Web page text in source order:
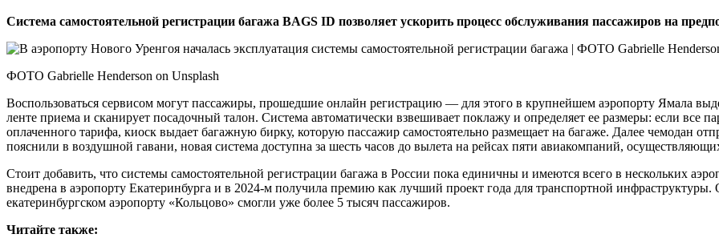
Система самостоятельной регистрации багажа BAGS ID позволяет ускорить процесс обслуживания пассажиров на
ФОТО Gabrielle Henderson on Unsplash
Воспользоваться сервисом могут пассажиры, прошедшие онлайн регистрацию — для этого в крупнейшем аэропорту Ямала
ленте приема и сканирует посадочный талон. Система автоматически взвешивает поклажу и определяет ее размеры: если все
оплаченного тарифа, киоск выдает багажную бирку, которую пассажир самостоятельно размещает на багаже. Далее чемодан
пояснили в воздушной гавани, новая система доступна за шесть часов до вылета на рейсах пяти авиакомпаний,
Стоит добавить, что системы самостоятельной регистрации багажа в России пока единичны и имеются всего в нескольких
внедрена в аэро­порту Екатеринбурга и в 2024‑м получила премию как лучший проект года для транспортной инфраструктуры.
екатеринбургском аэропорту «Кольцово» смогли уже более 5 тысяч пассажиров.
Читайте также: